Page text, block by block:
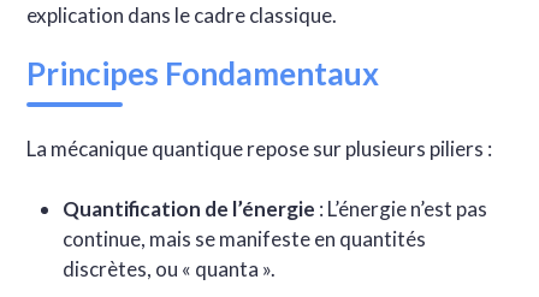
explication dans le cadre classique.
Principes Fondamentaux
La mécanique quantique repose sur plusieurs piliers :
Quantification de l’énergie : L’énergie n’est pas
continue, mais se manifeste en quantités
discrètes, ou « quanta ».